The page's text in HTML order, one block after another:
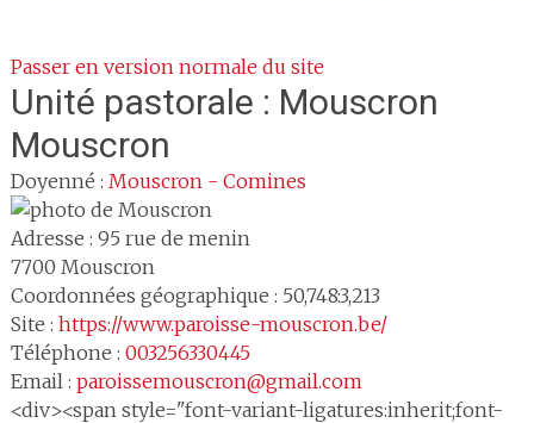
Passer en version normale du site
Unité pastorale : Mouscron
Mouscron
Doyenné : Mouscron - Comines
Adresse : 95 rue de menin
7700 Mouscron
Coordonnées géographique : 50,748:3,213
Site : https://www.paroisse-mouscron.be/
Téléphone : 003256330445
Email : paroissemouscron@gmail.com
<div><span style="font-variant-ligatures:inherit;font-